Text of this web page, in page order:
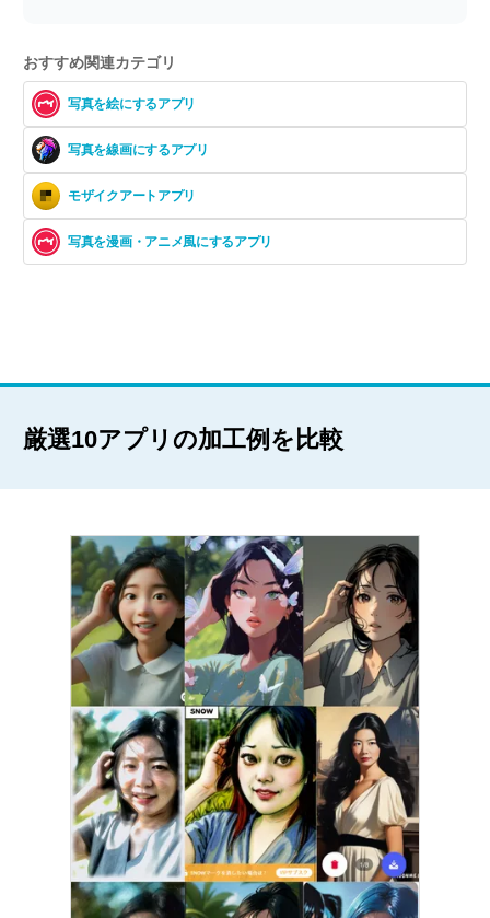
おすすめ関連カテゴリ
写真を絵にするアプリ
写真を線画にするアプリ
モザイクアートアプリ
写真を漫画・アニメ風にするアプリ
厳選10アプリの加工例を比較